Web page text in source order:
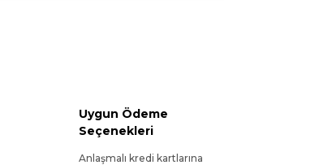
Uygun Ödeme
Seçenekleri
Anlaşmalı kredi kartlarına